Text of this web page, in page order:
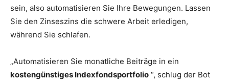
sein, also automatisieren Sie Ihre Bewegungen. Lassen
Sie den Zinseszins die schwere Arbeit erledigen,
während Sie schlafen.
„Automatisieren Sie monatliche Beiträge in ein
kostengünstiges Indexfondsportfolio “, schlug der Bot